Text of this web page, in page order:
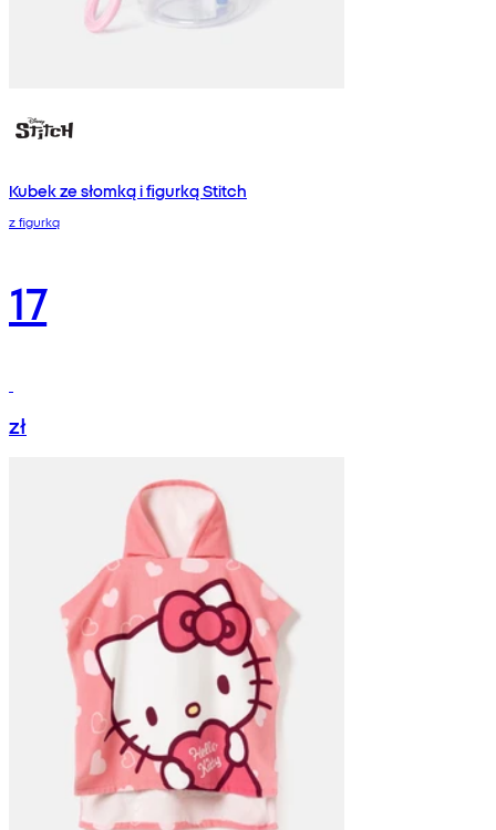
Kubek ze słomką i figurką Stitch
z figurką
17
zł